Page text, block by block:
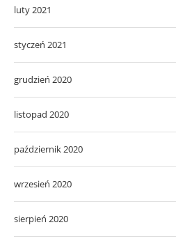
luty 2021
styczeń 2021
grudzień 2020
listopad 2020
październik 2020
wrzesień 2020
sierpień 2020